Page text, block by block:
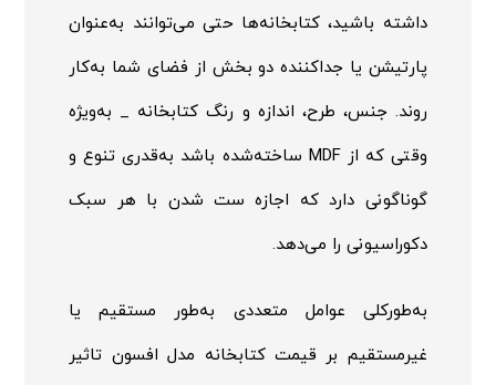
داشته باشید، کتابخانه‌ها حتی می‌توانند به‌عنوان
پارتیشن یا جداکننده دو بخش از فضای شما به‌کار
روند. جنس، طرح، اندازه و رنگ کتابخانه _ به‌ویژه
وقتی که از MDF ساخته‌شده باشد به‌قدری تنوع و
گوناگونی دارد که اجازه ست شدن با هر سبک
دکوراسیونی را می‌دهد.
به‌طورکلی عوامل متعددی به‌طور مستقیم یا
غیرمستقیم بر قیمت کتابخانه مدل افسون تاثیر